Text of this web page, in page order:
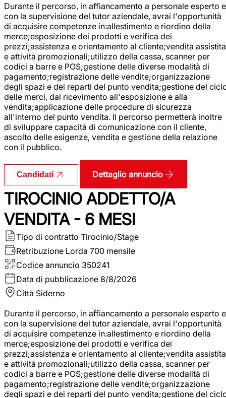
Durante il percorso, in affiancamento a personale esperto e
con la supervisione del tutor aziendale, avrai l'opportunità
di acquisire competenze in:allestimento e riordino della
merce;esposizione dei prodotti e verifica dei
prezzi;assistenza e orientamento al cliente;vendita assistita
e attività promozionali;utilizzo della cassa, scanner per
codici a barre e POS;gestione delle diverse modalità di
pagamento;registrazione delle vendite;organizzazione
degli spazi e dei reparti del punto vendita;gestione del
delle merci, dal ricevimento all'esposizione e alla
vendita;applicazione delle procedure di sicurezza
all'interno del punto vendita. Il percorso permetterà inoltre
di sviluppare capacità di comunicazione con il cliente,
ascolto delle esigenze, vendita e gestione della relazione
con il pubblico.
Candidati Dettaglio annuncio
TIROCINIO ADDETTO/A
VENDITA - 6 MESI
Tipo di contratto Tirocinio/Stage
Retribuzione Lorda 700 mensile
Codice annuncio 350241
Data di pubblicazione 8/8/2026
Città Siderno
Durante il percorso, in affiancamento a personale esperto e
con la supervisione del tutor aziendale, avrai l'opportunità
di acquisire competenze in:allestimento e riordino della
merce;esposizione dei prodotti e verifica dei
prezzi;assistenza e orientamento al cliente;vendita assistita
e attività promozionali;utilizzo della cassa, scanner per
codici a barre e POS;gestione delle diverse modalità di
pagamento;registrazione delle vendite;organizzazione
degli spazi e dei reparti del punto vendita;gestione del